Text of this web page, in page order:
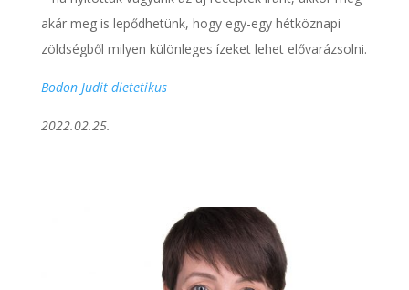
akár meg is lepődhetünk, hogy egy-egy hétköznapi
zöldségből milyen különleges ízeket lehet elővarázsolni.
Bodon Judit dietetikus
2022.02.25.